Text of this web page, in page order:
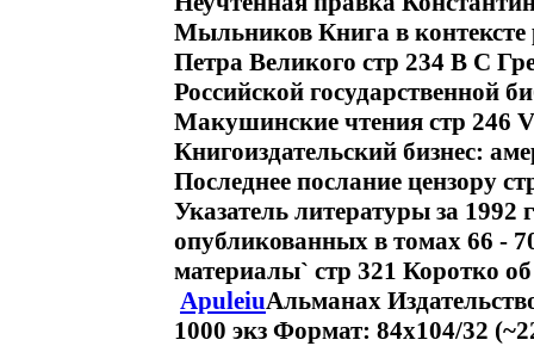
Мыльников Книга в контексте
Петра Великого стр 234 В С
Российской государственной
Макушинские чтения стр
Книгоиздательский бизнес:
Последнее послание цензору
Указатель литературы за 1992
опубликованных в томах 66 -
материалы` стр 321 Коротко об
ApuleiuАльманах
1000 экз Формат: 84x104/32